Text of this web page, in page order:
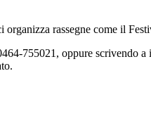
rassegne come il
755021, oppure scrivendo